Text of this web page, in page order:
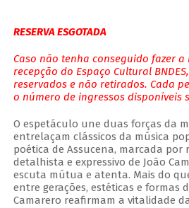
RESERVA ESGOTADA
Caso não tenha conseguido fazer
recepção do Espaço Cultural
reservados e não retirados. Cada
o número de ingressos
O espetáculo une duas forças da
entrelaçam clássicos da música
poética de Assucena, marcada
detalhista e expressivo de João
escuta mútua e atenta. Mais do
entre gerações, estéticas e formas
Camarero reafirmam a vitalidade